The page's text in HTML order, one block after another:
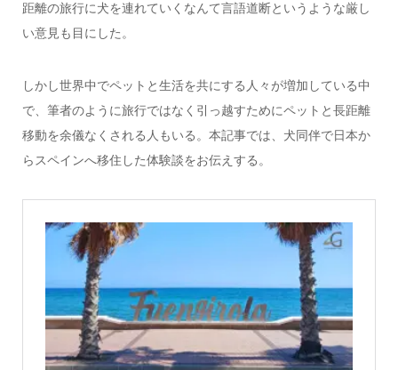
距離の旅行に犬を連れていくなんて言語道断というような厳し
い意見も目にした。
しかし世界中でペットと生活を共にする人々が増加している中
で、筆者のように旅行ではなく引っ越すためにペットと長距離
移動を余儀なくされる人もいる。本記事では、犬同伴で日本か
らスペインへ移住した体験談をお伝えする。